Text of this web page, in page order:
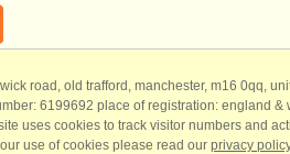
road, old trafford, manchester, m16 0qq,
​6199692 place of registration: england &
uses cookies to track visitor numbers and
use of cookies please read our privacy